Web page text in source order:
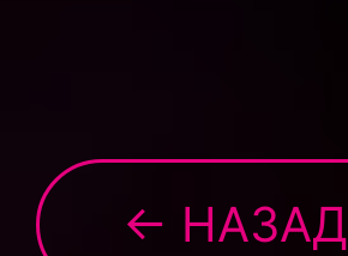
← НАЗАД